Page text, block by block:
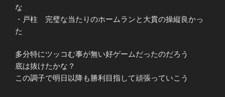
な
・戸柱 完璧な当たりのホームランと大貫の操縦良かっ
た
多分特にツッコむ事が無い好ゲームだったのだろう
底は抜けたかな？
この調子で明日以降も勝利目指して頑張っていこう